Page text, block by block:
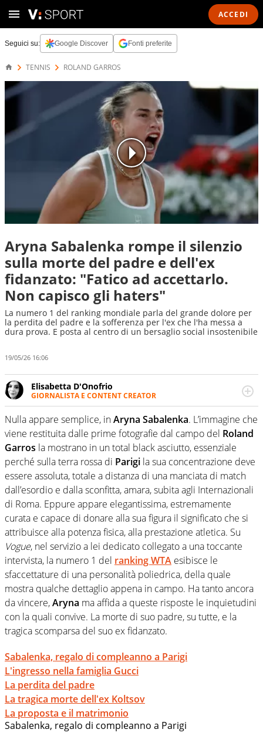
ACCEDI
Seguici su: Google Discover Fonti preferite
TENNIS ROLAND GARROS
Aryna Sabalenka rompe il silenzio
sulla morte del padre e dell'ex
fidanzato: "Fatico ad accettarlo.
Non capisco gli haters"
La numero 1 del ranking mondiale parla del grande dolore per
la perdita del padre e la sofferenza per l'ex che l'ha messa a
dura prova. E posta al centro di un bersaglio social insostenibile
19/05/26 16:06
Elisabetta D'Onofrio
GIORNALISTA E CONTENT CREATOR
Giornalista professionista dal 2007, scrive per curiosità
personale e necessità: soprattutto di calcio, di sport e dei
suoi protagonisti, concedendosi innocenti evasioni
nell'ambito della creazione di format. Un tempo ala
destra, oggi si sente a suo agio nel ruolo di libero. Cura
una classifica riservata dei migliori 5 calciatori di sempre.
Nulla appare semplice, inAryna Sabalenka. L’immagine che
viene restituita dalle prime fotografie dal campo del Roland
Garros la mostrano in un total black asciutto, essenziale
perché sulla terra rossa di Parigi la sua concentrazione deve
essere assoluta, totale a distanza di una manciata di match
dall’esordio e dalla sconfitta, amara, subita agli Internazionali
di Roma. Eppure appare elegantissima, estremamente
curata e capace di donare alla sua figura il significato che si
attribuisce alla potenza fisica, alla prestazione atletica. Su
Vogue, nel servizio a lei dedicato collegato a una toccante
intervista, la numero 1 del ranking WTA esibisce le
sfaccettature di una personalità poliedrica, della quale
mostra qualche dettaglio appena in campo. Ha tanto ancora
da vincere,Aryna ma affida a queste risposte le inquietudini
con la quali convive. La morte di suo padre, su tutte, e la
tragica scomparsa del suo ex fidanzato.
Sabalenka, regalo di compleanno a Parigi
L'ingresso nella famiglia Gucci
La perdita del padre
La tragica morte dell'ex Koltsov
La proposta e il matrimonio
Sabalenka, regalo di compleanno a Parigi